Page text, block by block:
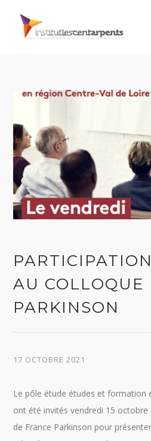
AU COLLOQUE
PARKINSON
17 OCTOBRE 2021
Le pôle étude études et formation
ont été invités vendredi 15 octobre
de France Parkinson pour